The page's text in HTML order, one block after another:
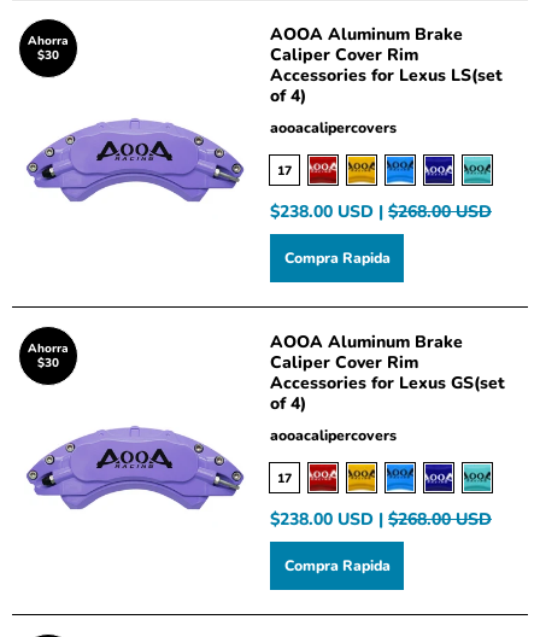
Ahorra
$30
AOOA Aluminum Brake
Caliper Cover Rim
Accessories for Lexus LS(set
of 4)
aooacalipercovers
17
$238.00 USD | $268.00 USD
Compra Rapida
Ahorra
$30
AOOA Aluminum Brake
Caliper Cover Rim
Accessories for Lexus GS(set
of 4)
aooacalipercovers
17
$238.00 USD | $268.00 USD
Compra Rapida